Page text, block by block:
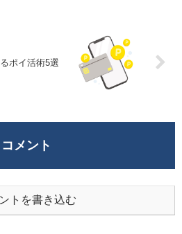
ポイ活術5選
コメント
トを書き込む